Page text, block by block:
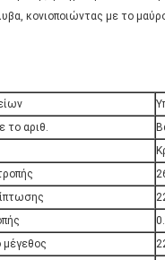
κονιοποιώντας με το
το αριθ.